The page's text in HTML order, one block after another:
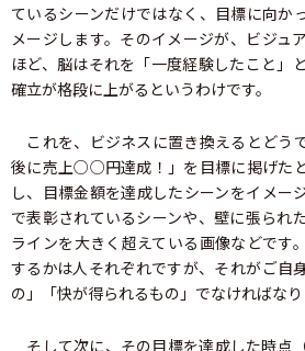
ているシーンだけではなく、目標に向か
メージします。そのイメージが、ビジュ
ほど、脳はそれを「一度経験したこと」
確立が格段に上がるというわけです。
これを、ビジネスに置き換えるとどう
後に売上○○円達成！」を目標に掲げた
し、目標金額を達成したシーンをイメー
で表彰されているシーンや、壁に張られ
ラインを大きく超えている画像などです
するかは人それぞれですが、それがご自
の」「快が得られるもの」でなければなり
そして次に、その目標を達成した時点